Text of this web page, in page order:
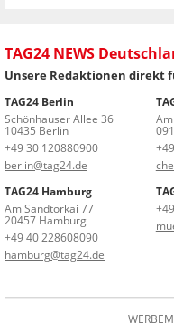
TAG24 NEWS
Unsere Redaktionen direkt
TAG24 Berlin
Schönhauser Allee 36
10435 Berlin
+49 30 120880900
berlin@tag24.de
TAG24 Hamburg
Am Sandtorkai 77
20457 Hamburg
+49 40 228608090
hamburg@tag24.de